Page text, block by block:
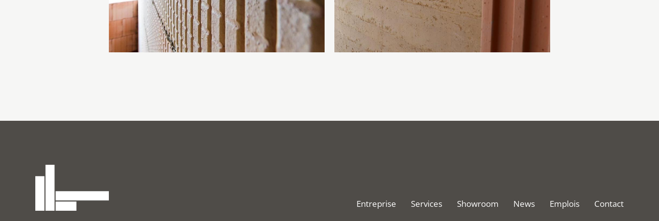
Entreprise Services Showroom News Emplois Contact